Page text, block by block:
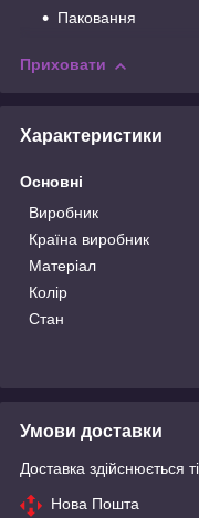
Паковання
Приховати
Характеристики
Основні
Виробник
Країна виробник
Матеріал
Колір
Стан
Умови доставки
Доставка здійснюється
Нова Пошта